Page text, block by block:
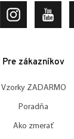
Pre zákazníkov
Vzorky ZADARMO
Poradňa
Ako zmerať